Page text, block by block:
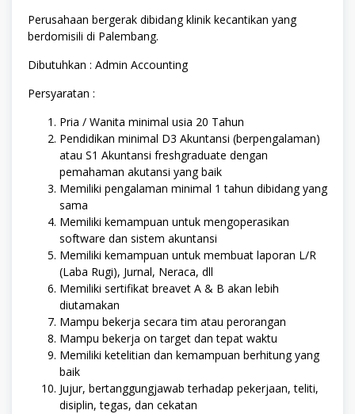
Perusahaan bergerak dibidang klinik kecantikan yang
berdomisili di Palembang.
Dibutuhkan : Admin Accounting
Persyaratan :
Pria / Wanita minimal usia 20 Tahun
Pendidikan minimal D3 Akuntansi (berpengalaman)
atau S1 Akuntansi freshgraduate dengan
pemahaman akutansi yang baik
Memiliki pengalaman minimal 1 tahun dibidang yang
sama
Memiliki kemampuan untuk mengoperasikan
software dan sistem akuntansi
Memiliki kemampuan untuk membuat laporan L/R
(Laba Rugi), Jurnal, Neraca, dll
Memiliki sertifikat breavet A & B akan lebih
diutamakan
Mampu bekerja secara tim atau perorangan
Mampu bekerja on target dan tepat waktu
Memiliki ketelitian dan kemampuan berhitung yang
baik
Jujur, bertanggungjawab terhadap pekerjaan, teliti,
disiplin, tegas, dan cekatan